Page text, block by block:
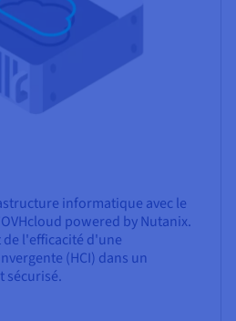
informatique avec le
powered by Nutanix.
l'efficacité d'une
(HCI) dans un
sécurisé.